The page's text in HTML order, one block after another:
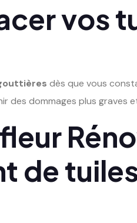
vos
dès que vous
des dommages plus graves
de